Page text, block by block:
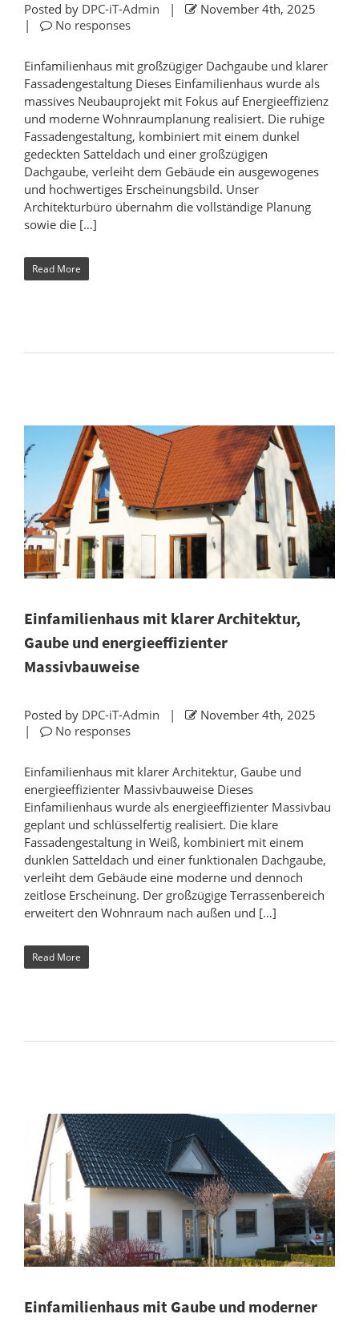
Posted by DPC-iT-Admin |
November 4th, 2025
|
No responses
Einfamilienhaus mit großzügiger Dachgaube und klarer
Fassadengestaltung Dieses Einfamilienhaus wurde als
massives Neubauprojekt mit Fokus auf Energieeffizienz
und moderne Wohnraumplanung realisiert. Die ruhige
Fassadengestaltung, kombiniert mit einem dunkel
gedeckten Satteldach und einer großzügigen
Dachgaube, verleiht dem Gebäude ein ausgewogenes
und hochwertiges Erscheinungsbild. Unser
Architekturbüro übernahm die vollständige Planung
sowie die […]
Read More
Einfamilienhaus mit klarer Architektur,
Gaube und energieeffizienter
Massivbauweise
Posted by DPC-iT-Admin |
November 4th, 2025
|
No responses
Einfamilienhaus mit klarer Architektur, Gaube und
energieeffizienter Massivbauweise Dieses
Einfamilienhaus wurde als energieeffizienter Massivbau
geplant und schlüsselfertig realisiert. Die klare
Fassadengestaltung in Weiß, kombiniert mit einem
dunklen Satteldach und einer funktionalen Dachgaube,
verleiht dem Gebäude eine moderne und dennoch
zeitlose Erscheinung. Der großzügige Terrassenbereich
erweitert den Wohnraum nach außen und […]
Read More
Einfamilienhaus mit Gaube und moderner